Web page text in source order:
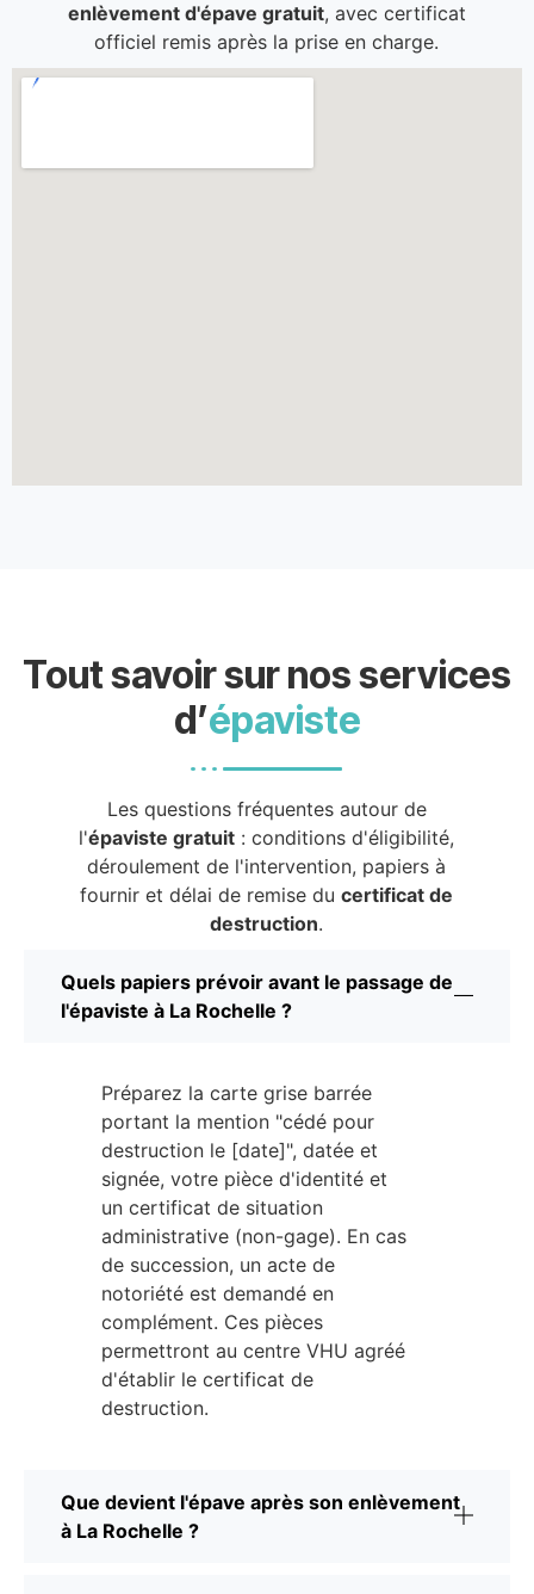
enlèvement d'épave gratuit, avec certificat
officiel remis après la prise en charge.
Tout savoir sur nos services
d’épaviste
Les questions fréquentes autour de
l'épaviste gratuit : conditions d'éligibilité,
déroulement de l'intervention, papiers à
fournir et délai de remise ducertificat de
destruction.
Quels papiers prévoir avant le passage de
l'épaviste à La Rochelle ?
Préparez la carte grise barrée
portant la mention "cédé pour
destruction le [date]", datée et
signée, votre pièce d'identité et
un certificat de situation
administrative (non-gage). En cas
de succession, un acte de
notoriété est demandé en
complément. Ces pièces
permettront au centre VHU agréé
d'établir le certificat de
destruction.
Que devient l'épave après son enlèvement
à La Rochelle ?